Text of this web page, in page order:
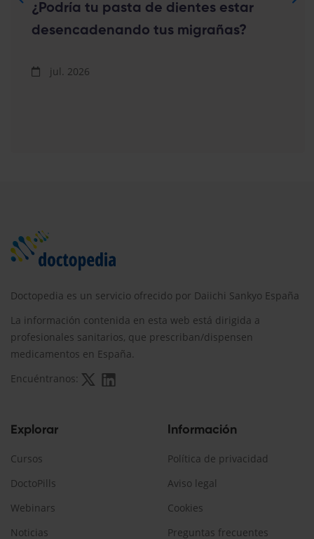
¿Podría tu pasta de dientes estar
desencadenando tus migrañas?
jul. 2026
Doctopedia es un servicio ofrecido por Daiichi Sankyo España
La información contenida en esta web está dirigida a
profesionales sanitarios, que prescriban/dispensen
medicamentos en España.
Encuéntranos:
Explorar
Cursos
DoctoPills
Webinars
Noticias
Información
Política de privacidad
Aviso legal
Cookies
Preguntas frecuentes